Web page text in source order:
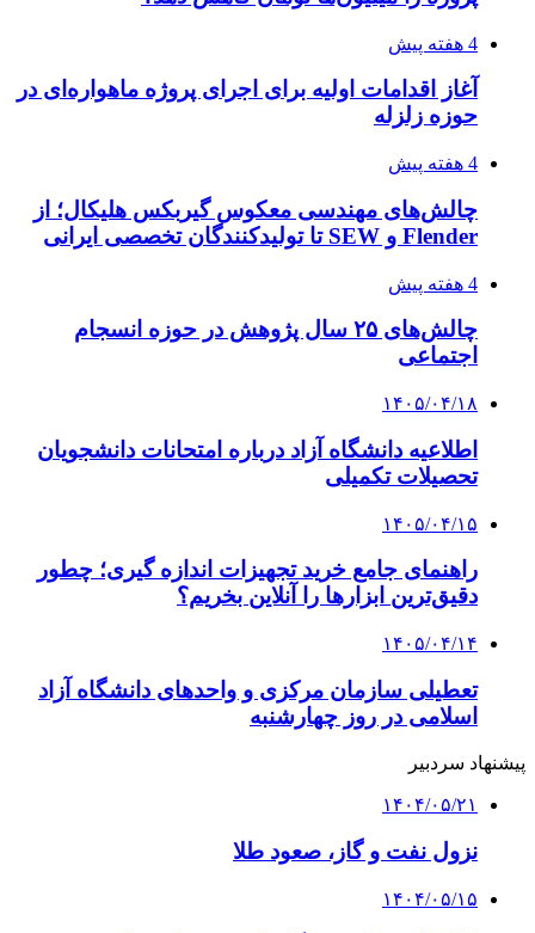
4 هفته پیش
آغاز اقدامات اولیه برای اجرای پروژه ماهواره‌ای در
حوزه زلزله
4 هفته پیش
چالش‌های مهندسی معکوس گیربکس هلیکال؛ از
Flender و SEW تا تولیدکنندگان تخصصی ایرانی
4 هفته پیش
چالش‌های ۲۵ سال پژوهش در حوزه انسجام
اجتماعی
۱۴۰۵/۰۴/۱۸
اطلاعیه دانشگاه آزاد درباره امتحانات دانشجویان
تحصیلات تکمیلی
۱۴۰۵/۰۴/۱۵
راهنمای جامع خرید تجهیزات اندازه گیری؛ چطور
دقیق‌ترین ابزارها را آنلاین بخریم؟
۱۴۰۵/۰۴/۱۴
تعطیلی سازمان مرکزی و واحدهای دانشگاه آزاد
اسلامی در روز چهارشنبه
پیشنهاد سردبیر
۱۴۰۴/۰۵/۲۱
نزول نفت و گاز، صعود طلا
۱۴۰۴/۰۵/۱۵